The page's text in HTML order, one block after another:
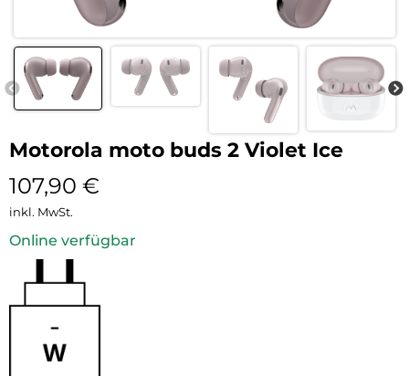
Motorola moto buds 2 Violet Ice
107,90 €
inkl. MwSt.
Online verfügbar